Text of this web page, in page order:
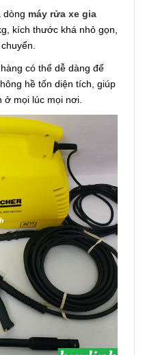
dòng máy rửa xe gia
kích thước khá nhỏ gọn,
có thể dễ dàng để
hề tốn diện tích, giúp
ở mọi lúc mọi nơi.